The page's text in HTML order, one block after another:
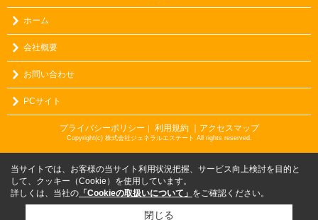
ホーム
会社概要
お問い合わせ
PCサイト
プライバシーポリシー 利用規約 ｜アクセスマップ
Copyright(c) 株式会社ジェネラルエステート All rights reserved.
当サイトでは、お客様の当サイト利用状況把握、サービス向上検討を目的と
して、クッキー（Cookie）を使用しています。
詳しくは、当社の 「Cookieの取扱いについて」 をご確認ください。
閉じる